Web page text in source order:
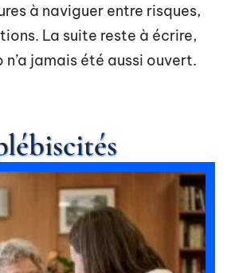
à naviguer entre risques,
La suite reste à écrire,
jamais été aussi ouvert.